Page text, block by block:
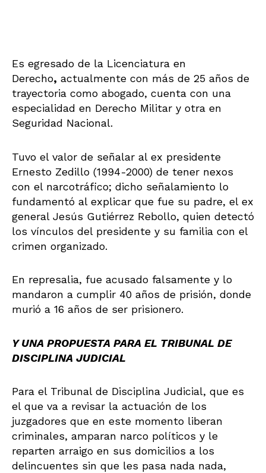
Es egresado de la Licenciatura en
Derecho, actualmente con más de 25 años de
trayectoria como abogado, cuenta con una
especialidad en Derecho Militar y otra en
Seguridad Nacional.
Tuvo el valor de señalar al ex presidente
Ernesto Zedillo (1994-2000) de tener nexos
con el narcotráfico; dicho señalamiento lo
fundamentó al explicar que fue su padre, el ex
general Jesús Gutiérrez Rebollo, quien detectó
los vínculos del presidente y su familia con el
crimen organizado.
En represalia, fue acusado falsamente y lo
mandaron a cumplir 40 años de prisión, donde
murió a 16 años de ser prisionero.
Y UNA PROPUESTA PARA EL TRIBUNAL DE
DISCIPLINA JUDICIAL
Para el Tribunal de Disciplina Judicial, que es
el que va a revisar la actuación de los
juzgadores que en este momento liberan
criminales, amparan narco políticos y le
reparten arraigo en sus domicilios a los
delincuentes sin que les pasa nada nada,